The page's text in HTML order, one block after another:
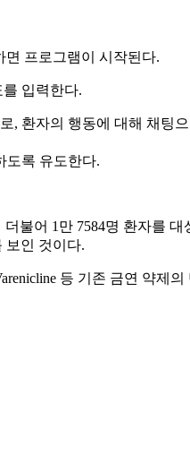
프로그램이 시작된다.
입력한다.
환자의 행동에 대해 채팅
도록 유도한다.
어 1만 7584명 환자를 대
보인 것이다.
등 기존 금연 약제